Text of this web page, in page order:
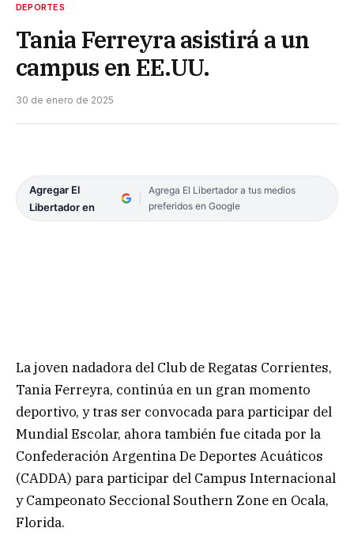
DEPORTES
Tania Ferreyra asistirá a un
campus en EE.UU.
30 de enero de 2025
Agregar El
Libertador en
Agrega El Libertador a tus medios
preferidos en Google
La joven nadadora del Club de Regatas Corrientes,
Tania Ferreyra, continúa en un gran momento
deportivo, y tras ser convocada para participar del
Mundial Escolar, ahora también fue citada por la
Confederación Argentina De Deportes Acuáticos
(CADDA) para participar del Campus Internacional
y Campeonato Seccional Southern Zone en Ocala,
Florida.